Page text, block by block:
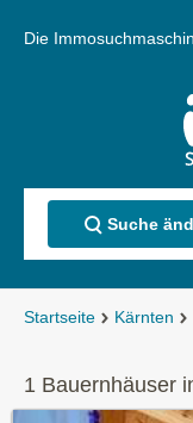
Die
Suche
Startseite Kärnten
1 Bauernhäuser